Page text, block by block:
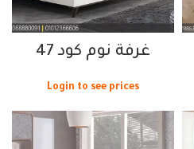
غرفة نوم كود 47
Login to see prices